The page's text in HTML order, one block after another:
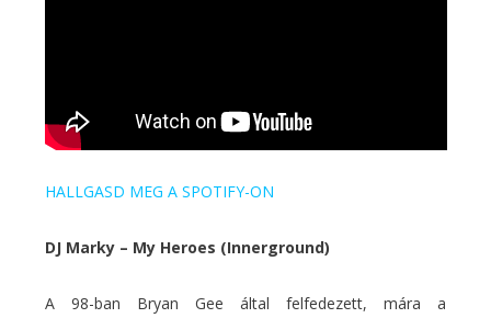
HALLGASD MEG A SPOTIFY-ON
DJ Marky – My Heroes (Innerground)
A 98-ban Bryan Gee által felfedezett, mára a